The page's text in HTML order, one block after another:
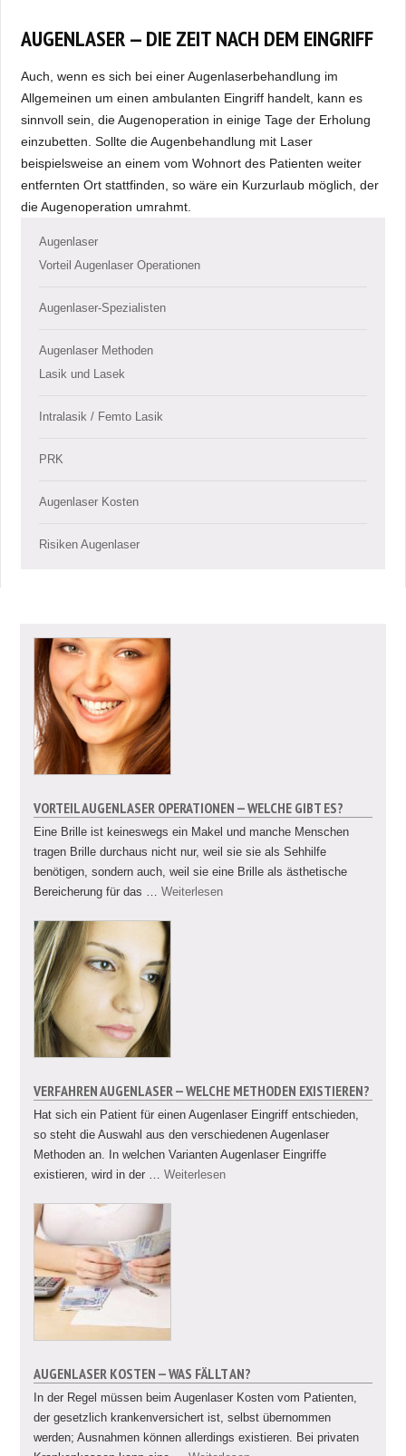
AUGENLASER — DIE ZEIT NACH DEM EINGRIFF
Auch, wenn es sich bei einer Augenlaserbehandlung im
Allgemeinen um einen ambulanten Eingriff handelt, kann es
sinnvoll sein, die Augenoperation in einige Tage der Erholung
einzubetten. Sollte die Augenbehandlung mit Laser
beispielsweise an einem vom Wohnort des Patienten weiter
entfernten Ort stattfinden, so wäre ein Kurzurlaub möglich, der
die Augenoperation umrahmt.
Augenlaser
Vorteil Augenlaser Operationen
Augenlaser-Spezialisten
Augenlaser Methoden
Lasik und Lasek
Intralasik / Femto Lasik
PRK
Augenlaser Kosten
Risiken Augenlaser
VORTEIL AUGENLASER OPERATIONEN — WELCHE GIBT ES?
Eine Brille ist keineswegs ein Makel und manche Menschen
tragen Brille durchaus nicht nur, weil sie sie als Sehhilfe
benötigen, sondern auch, weil sie eine Brille als ästhetische
Bereicherung für das …Weiterlesen
VERFAHREN AUGENLASER — WELCHE METHODEN EXISTIEREN?
Hat sich ein Patient für einen Augenlaser Eingriff entschieden,
so steht die Auswahl aus den verschiedenen Augenlaser
Methoden an. In welchen Varianten Augenlaser Eingriffe
existieren, wird in der …Weiterlesen
AUGENLASER KOSTEN — WAS FÄLLT AN?
In der Regel müssen beim Augenlaser Kosten vom Patienten,
der gesetzlich krankenversichert ist, selbst übernommen
werden; Ausnahmen können allerdings existieren. Bei privaten